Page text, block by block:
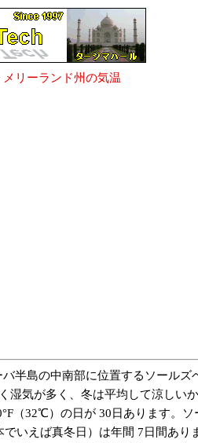
メリーランド州の気温
半島の中南部に位置するソール
気が多く、冬は平均して涼し
（32℃）の日が 30日あります。
いえば真冬日）は年間 7日間あ